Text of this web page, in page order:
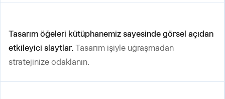
Tasarım öğeleri kütüphanemiz sayesinde görsel açıdan
etkileyici slaytlar. Tasarım işiyle uğraşmadan
stratejinize odaklanın.